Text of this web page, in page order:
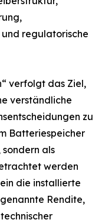
regulatorische
verfolgt das Ziel,
verständliche
zu
Batteriespeicher
sondern als
werden
die installierte
Rendite,